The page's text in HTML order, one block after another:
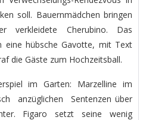
soll. Bauernmädchen bringen
verkleidete Cherubino. Das
eine hübsche Gavotte, mit Text
die Gäste zum Hochzeitsball.
im Garten: Marzelline im
anzüglichen Sentenzen über
Figaro setzt seine wenig